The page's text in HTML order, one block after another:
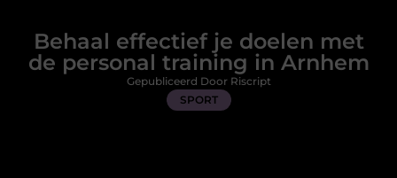
Behaal effectief je doelen met
de personal training in Arnhem
SPORT
Gepubliceerd Door Riscript